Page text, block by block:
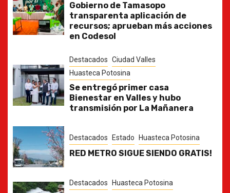
Gobierno de Tamasopo
transparenta aplicación de
recursos; aprueban más acciones
en Codesol
Destacados Ciudad Valles
Huasteca Potosina
Se entregó primer casa
Bienestar en Valles y hubo
transmisión por La Mañanera
Destacados Estado Huasteca Potosina
RED METRO SIGUE SIENDO GRATIS!
Destacados Huasteca Potosina